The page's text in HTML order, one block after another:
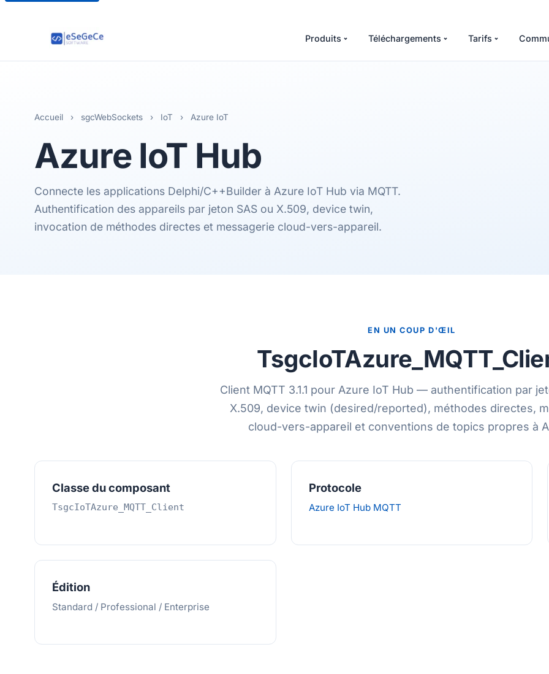
Produits Téléchargements Tarifs
Accueil › sgcWebSockets › IoT › Azure IoT
AzureIoT Hub
Connecte les applications Delphi/C++Builder à Azure IoT Hub via MQTT.
Authentification des appareils par jeton SAS ou X.509, device twin,
invocation de méthodes directes et messagerie cloud-vers-appareil.
EN UN COUP D'ŒIL
Client MQTT 3.1.1 pour Azure IoT Hub — authentification par
X.509, device twin (desired/reported), méthodes directes,
cloud-vers-appareil et conventions de topics propres à
Classe du composant
TsgcIoTAzure_MQTT_Client
Protocole
Azure IoT Hub MQTT
Édition
Standard / Professional / Enterprise